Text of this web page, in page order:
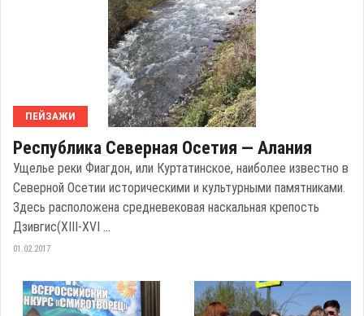
ПЕЙЗАЖИ
Республика Северная Осетия — Алания
Ущелье реки Фиагдон, или Куртатинское, наиболее известно в
Северной Осетии историческими и культурными памятниками.
Здесь расположена средневековая наскальная крепость
Дзивгис(XIII-XVI ...
01.02.2017